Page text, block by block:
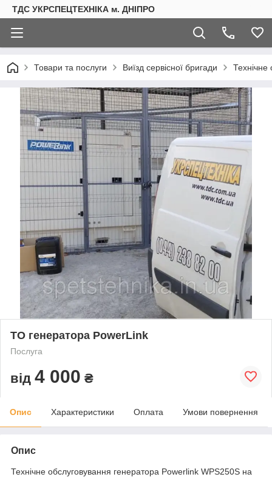
ТДС УКРСПЕЦТЕХНІКА м. ДНІПРО
Товари та послуги Виїзд сервісної бригади Технічне
ТО генератора PowerLink
Послуга
від 4 000 ₴
Опис Характеристики Оплата Умови повернення
Опис
Технічне обслуговування генератора Powerlink WPS250S на